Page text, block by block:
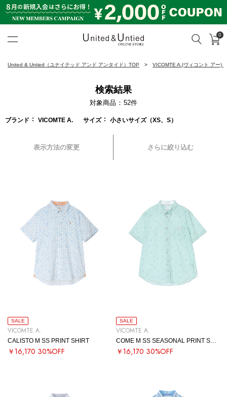
検索 カ
0
United & Untied（ユナイテッド アンド アンタイド）TOP VICOMTE A.(ヴィコント アー)
検索結果
対象商品 52件
ブランド VICOMTE A. サイズ 小さいサイズ（XS、S）
表示方法の変更 さらに絞り込む
SALE
VICOMTE A.
CALISTO M SS PRINT SHIRT
￥16,170 30%OFF
SALE
VICOMTE A.
￥16,170 30%OFF